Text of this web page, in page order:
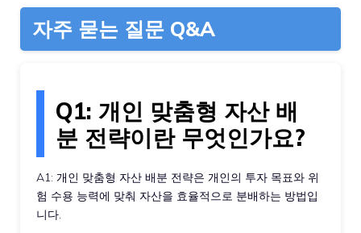
자주 묻는 질문 Q&A
Q1: 개인 맞춤형 자산 배
분 전략이란 무엇인가요?
A1: 개인 맞춤형 자산 배분 전략은 개인의 투자 목표와 위
험 수용 능력에 맞춰 자산을 효율적으로 분배하는 방법입
니다.